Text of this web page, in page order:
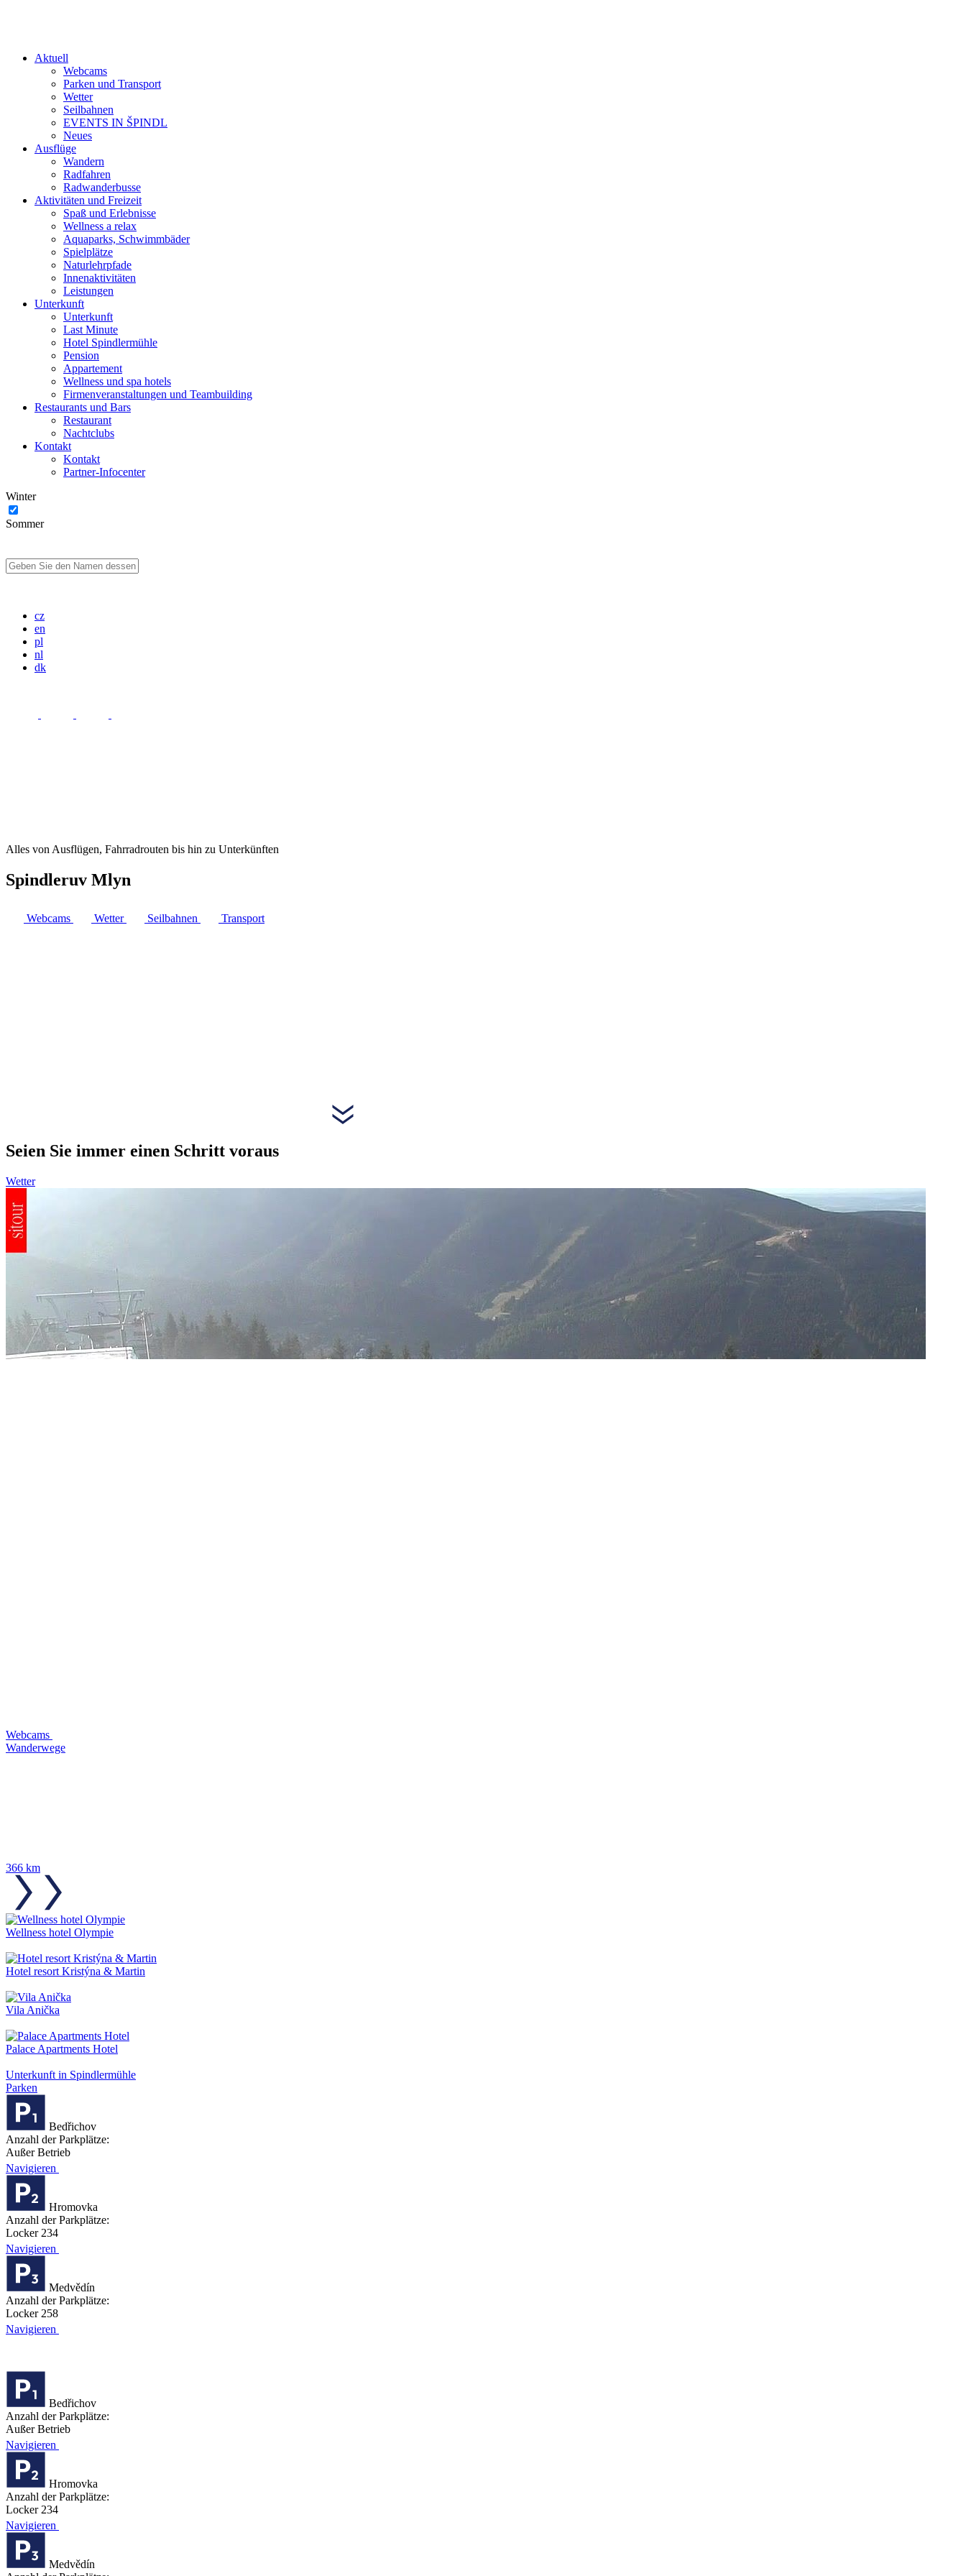
Aktuell
Webcams
Parken und Transport
Wetter
Seilbahnen
EVENTS IN ŠPINDL
Neues
Ausflüge
Wandern
Radfahren
Radwanderbusse
Aktivitäten und Freizeit
Spaß und Erlebnisse
Wellness a relax
Aquaparks, Schwimmbäder
Spielplätze
Naturlehrpfade
Innenaktivitäten
Leistungen
Unterkunft
Unterkunft
Last Minute
Hotel Spindlermühle
Pension
Appartement
Wellness und spa hotels
Firmenveranstaltungen und Teambuilding
Restaurants und Bars
Restaurant
Nachtclubs
Kontakt
Kontakt
Partner-Infocenter
Winter
Sommer
cz
en
pl
nl
dk
Alles von Ausflügen, Fahrradrouten bis hin zu Unterkünften
Spindleruv Mlyn
Webcams Wetter Seilbahnen Transport
Seien Sie immer einen Schritt voraus
Wetter
Webcams
Wanderwege
366 km
Wellness hotel Olympie
Hotel resort Kristýna & Martin
Vila Anička
Palace Apartments Hotel
Unterkunft in Spindlermühle
Parken
Bedřichov
Anzahl der Parkplätze:
Außer Betrieb
Navigieren
Hromovka
Anzahl der Parkplätze:
Locker 234
Navigieren
Medvědín
Anzahl der Parkplätze:
Locker 258
Navigieren
Bedřichov
Anzahl der Parkplätze:
Außer Betrieb
Navigieren
Hromovka
Anzahl der Parkplätze:
Locker 234
Navigieren
Medvědín